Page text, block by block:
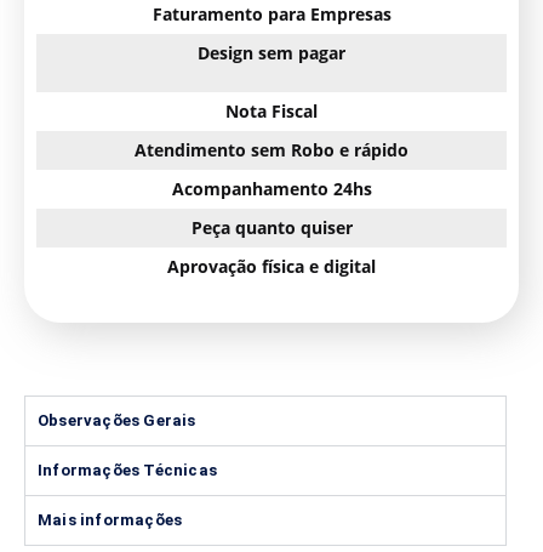
Faturamento para Empresas
Design sem pagar
Nota Fiscal
Atendimento sem Robo e rápido
Acompanhamento 24hs
Peça quanto quiser
Aprovação física e digital
Observações Gerais
Informações Técnicas
Mais informações